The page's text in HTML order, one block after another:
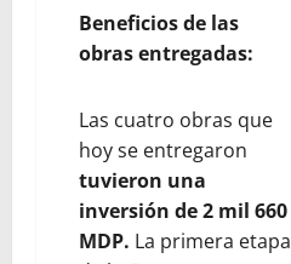
Beneficios de las
obras entregadas:
Las cuatro obras que
hoy se entregaron
tuvieron una
inversión de 2 mil 660
MDP. La primera etapa